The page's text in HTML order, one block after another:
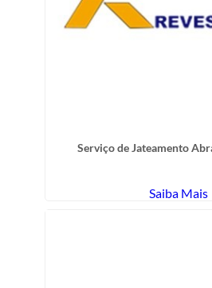
Serviço de Jateamento
Saiba Mais